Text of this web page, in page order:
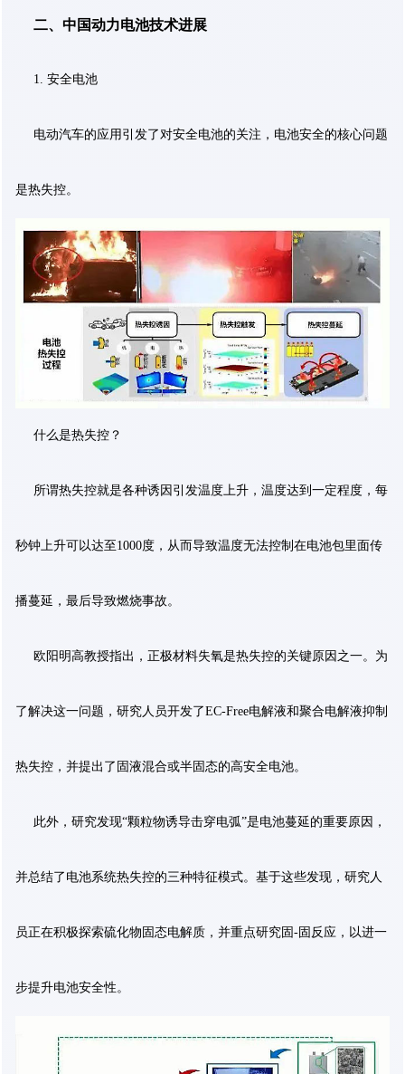
二、中国动力电池技术进展
1. 安全电池
电动汽车的应用引发了对安全电池的关注，电池安全的核心问题
是热失控。
什么是热失控？
所谓热失控就是各种诱因引发温度上升，温度达到一定程度，每
秒钟上升可以达至1000度，从而导致温度无法控制在电池包里面传
播蔓延，最后导致燃烧事故。
欧阳明高教授指出，正极材料失氧是热失控的关键原因之一。为
了解决这一问题，研究人员开发了EC-Free电解液和聚合电解液抑制
热失控，并提出了固液混合或半固态的高安全电池。
此外，研究发现“颗粒物诱导击穿电弧”是电池蔓延的重要原因，
并总结了电池系统热失控的三种特征模式。基于这些发现，研究人
员正在积极探索硫化物固态电解质，并重点研究固-固反应，以进一
步提升电池安全性。